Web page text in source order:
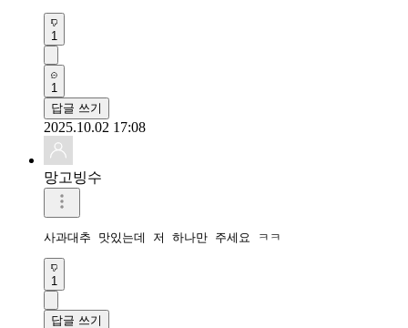
1
1
답글 쓰기
2025.10.02 17:08
망고빙수
사과대추 맛있는데 저 하나만 주세요 ㅋㅋ
1
답글 쓰기